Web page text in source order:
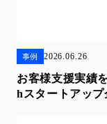
事例 2026.06.26
お客様支援実績
hスタートアップ